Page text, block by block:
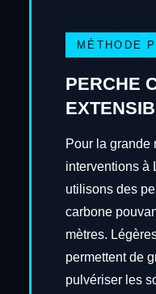
MÉTHODE
PERCHE
Pour la grande
interventions à
utilisons des
carbone
mètres.
permettent de
pulvériser les